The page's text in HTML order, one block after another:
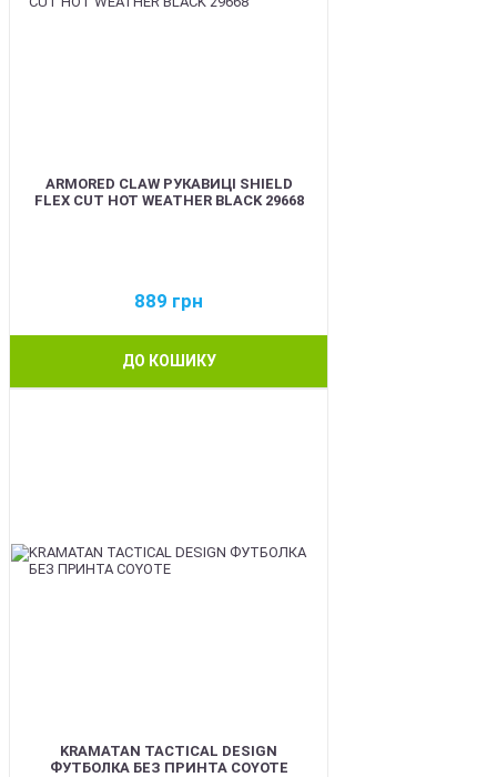
ARMORED CLAW РУКАВИЦІ SHIELD
FLEX CUT HOT WEATHER BLACK 29668
889 грн
ДО КОШИКУ
KRAMATAN TACTICAL DESIGN
ФУТБОЛКА БЕЗ ПРИНТА COYOTE